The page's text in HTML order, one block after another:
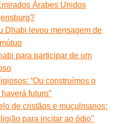
Árabes Unidos
Dhabi levou mensagem de
para participar de um
“Ou construímos o
futuro”
de cristãos e muçulmanos:
para incitar ao ódio"